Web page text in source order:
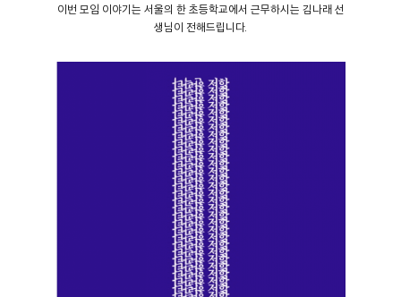
이번 모임 이야기는 서울의 한 초등학교에서 근무하시는 김나래 선
생님이 전해드립니다.